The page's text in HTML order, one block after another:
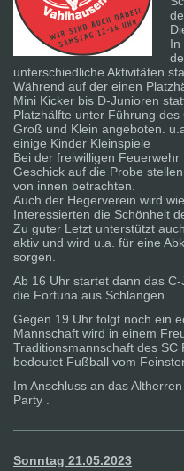
In
unterschiedliche Aktivitäten
Während auf der einen
Mini Kicker bis D-Junioren
Platzhälfte unter Führung
Groß und Klein angeboten.
einige Kinder Kleinspiele
Bei der freiwilligen
Geschick auf die Probe
von innen betrachten.
Auch der Hegerverein wird
Interessierten die Schönheit
Zu guter Letzt unterstützt
aktiv und wird u.a. für eine
sorgen.
Ab 16 Uhr startet dann das
die Fortuna aus Schlangen.
Gegen 19 Uhr folgt noch ein
Mannschaft wird in einem
Traditionsmannschaft des
bedeutet Fußball vom
Im Anschluss an das
Party .
Sonntag 21.05.2023